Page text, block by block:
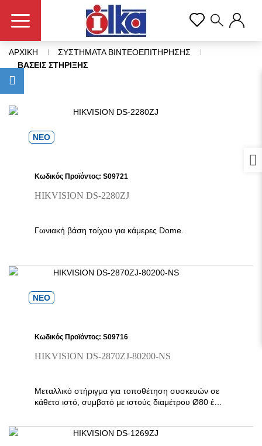
ΑΡΧΙΚΗ
ΣΥΣΤΗΜΑΤΑ ΒΙΝΤΕΟΕΠΙΤΗΡΗΣΗΣ
ΒΑΣΕΙΣ ΣΤΗΡΙΞΗΣ
ΝΕΟ
Κωδικός Προϊόντος: S09721
HIKVISION DS-2280ZJ
Γωνιακή βάση τοίχου για κάμερες Dome.
ΝΕΟ
Κωδικός Προϊόντος: S09716
HIKVISION DS-2870ZJ-80200-NS
Μεταλλικό στήριγμα για τοποθέτηση συσκευών σε
κάθετο ιστό, συμβατό με ιστούς διαμέτρου Ø80 έως